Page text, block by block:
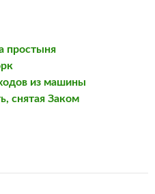
простыня
из машины
снятая Заком